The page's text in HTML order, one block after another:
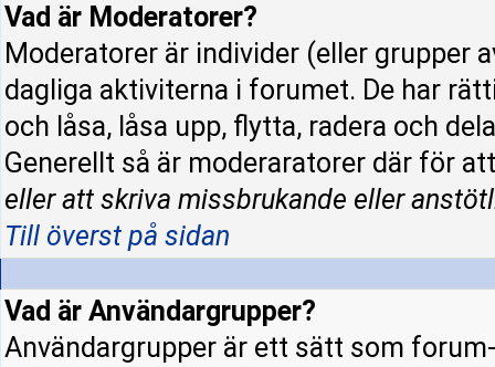
Vad är Moderatorer?
Moderatorer är individer (eller grupper
dagliga aktiviterna i forumet. De har
och låsa, låsa upp, flytta, radera och
Generellt så är moderaratorer där för
eller att skriva missbrukande eller
Till överst på sidan
Vad är Användargrupper?
Användargrupper är ett sätt som